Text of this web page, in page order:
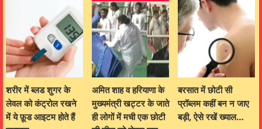
शरीर में ब्लड शुगर के
लेवल को कंट्रोल रखने
में ये फ़ूड आइटम होते हैं
अमित शाह व हरियाणा के
मुख्यमंत्री खट्टर के जाते
ही लोगों में मची एक छोटी
बरसात में छोटी सी
प्रॉब्लम कहीं बन न जाए
बड़ी, ऐसे रखें ख्याल…